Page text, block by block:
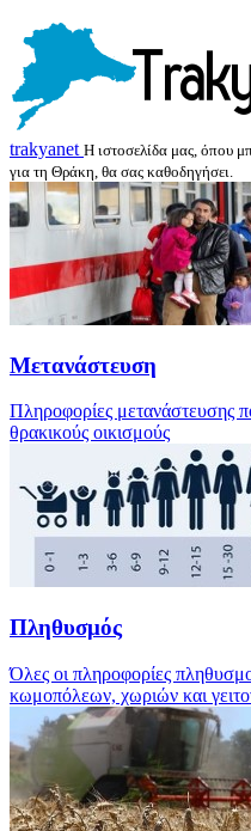
trakyanet Η ιστοσελίδα μας, όπου
για τη Θράκη, θα σας καθοδηγήσει.
Μετανάστευση
Πληροφορίες μετανάστευσης
θρακικούς οικισμούς
Πληθυσμός
Όλες οι πληροφορίες
κωμοπόλεων, χωριών και